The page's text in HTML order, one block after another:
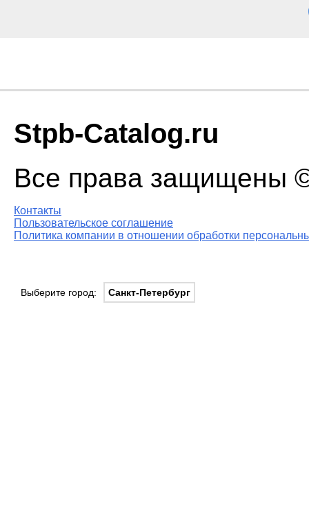
Stpb-Catalog.ru
Все права защищены
Контакты
Пользовательское соглашение
Политика компании в отношении обработки
Выберите город: Санкт-Петербург